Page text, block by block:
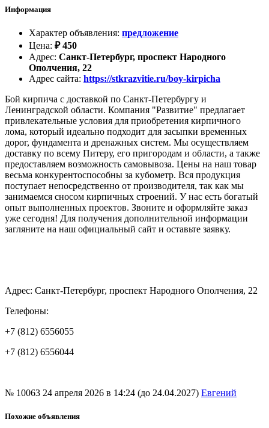
Информация
Характер объявления: предложение
Цена: ₽450
Адрес: Санкт-Петербург, проспект Народного
Ополчения, 22
Адрес сайта: https://stkrazvitie.ru/boy-kirpicha
Бой кирпича с доставкой по Санкт-Петербургу и
Ленинградской области. Компания "Развитие" предлагает
привлекательные условия для приобретения кирпичного
лома, который идеально подходит для засыпки временных
дорог, фундамента и дренажных систем. Мы осуществляем
доставку по всему Питеру, его пригородам и области, а также
предоставляем возможность самовывоза. Цены на наш товар
весьма конкурентоспособны за кубометр. Вся продукция
поступает непосредственно от производителя, так как мы
занимаемся сносом кирпичных строений. У нас есть богатый
опыт выполненных проектов. Звоните и оформляйте заказ
уже сегодня! Для получения дополнительной информации
загляните на наш официальный сайт и оставьте заявку.
Адрес: Санкт-Петербург, проспект Народного Ополчения, 22
Телефоны:
+7 (812) 6556055
+7 (812) 6556044
№ 10063 24 апреля 2026 в 14:24 (до 24.04.2027) Евгений
Похожие объявления